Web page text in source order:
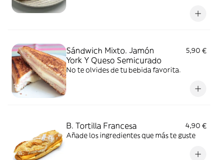
Sándwich Mixto. Jamón
York Y Queso Semicurado
5,90 €
No te olvides de tu bebida favorita.
B. Tortilla Francesa
4,90 €
Añade los ingredientes que más te guste